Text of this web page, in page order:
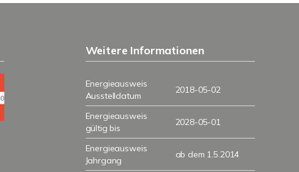
Weitere Informationen
Energieausweis
Ausstelldatum
2018-05-02
Energieausweis
gültig bis
2028-05-01
Energieausweis
Jahrgang
ab dem 1.5.2014